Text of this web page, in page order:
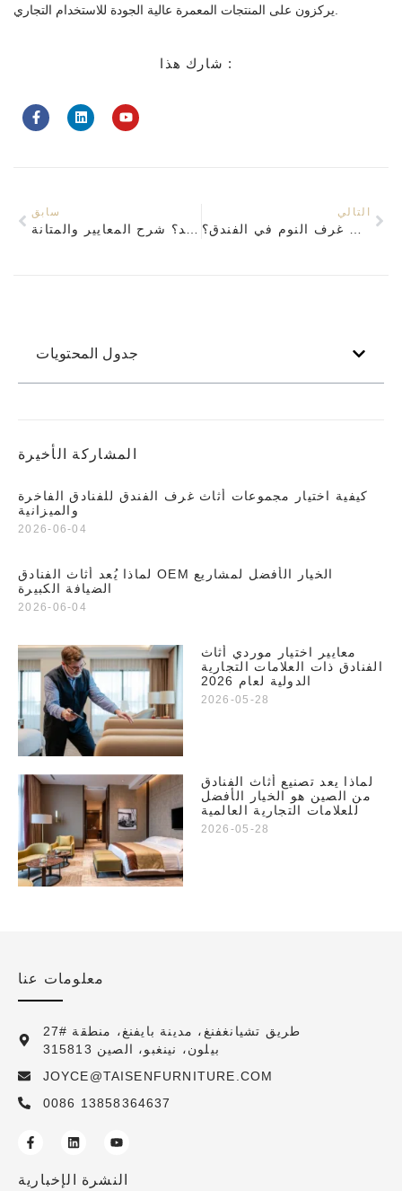
شارك هذا :
سابق التالي
جدول المحتويات
المشاركة الأخيرة
كيفية اختيار مجموعات أثاث غرف الفندق للفنادق الفاخرة
والميزانية
2026-06-04
لماذا يُعد أثاث الفنادق OEM الخيار الأفضل لمشاريع
الضيافة الكبيرة
2026-06-04
معايير اختيار موردي أثاث
الفنادق ذات العلامات التجارية
الدولية لعام 2026
2026-05-28
لماذا يعد تصنيع أثاث الفنادق
من الصين هو الخيار الأفضل
للعلامات التجارية العالمية
2026-05-28
معلومات عنا
27# طريق تشيانغفنغ، مدينة بايفنغ، منطقة
بيلون، نينغبو، الصين 315813
JOYCE@TAISENFURNITURE.COM
0086 13858364637
النشرة الإخبارية